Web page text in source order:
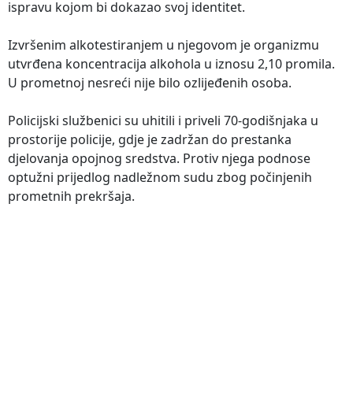
ispravu kojom bi dokazao svoj identitet.
Izvršenim alkotestiranjem u njegovom je organizmu
utvrđena koncentracija alkohola u iznosu 2,10 promila.
U prometnoj nesreći nije bilo ozlijeđenih osoba.
Policijski službenici su uhitili i priveli 70-godišnjaka u
prostorije policije, gdje je zadržan do prestanka
djelovanja opojnog sredstva. Protiv njega podnose
optužni prijedlog nadležnom sudu zbog počinjenih
prometnih prekršaja.